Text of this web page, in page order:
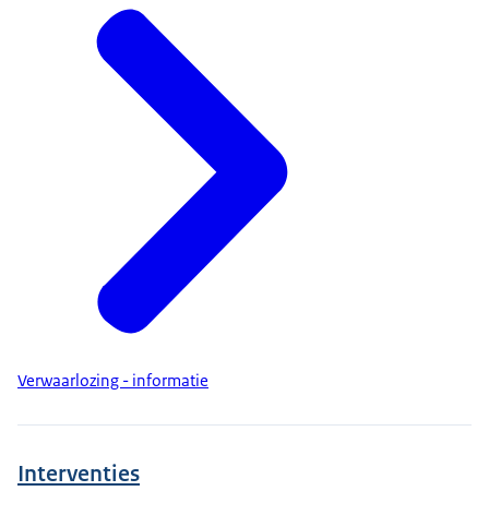
Verwaarlozing - informatie
Interventies